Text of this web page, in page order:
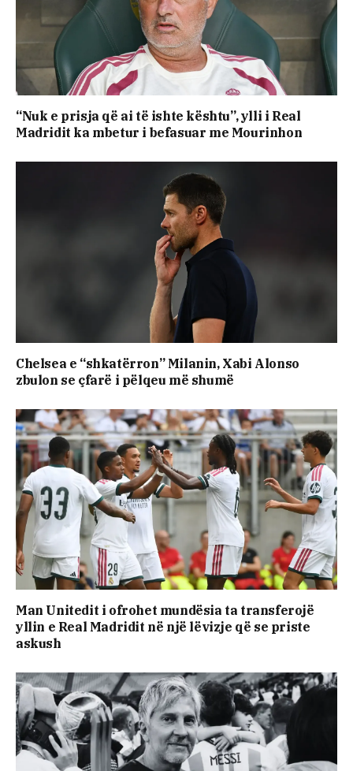
“Nuk e prisja që ai të ishte kështu”, ylli i Real
Madridit ka mbetur i befasuar me Mourinhon
Chelsea e “shkatërron” Milanin, Xabi Alonso
zbulon se çfarë i pëlqeu më shumë
Man Unitedit i ofrohet mundësia ta transferojë
yllin e Real Madridit në një lëvizje që se priste
askush